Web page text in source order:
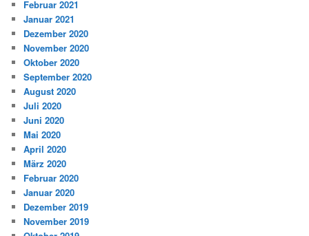
Februar 2021
Januar 2021
Dezember 2020
November 2020
Oktober 2020
September 2020
August 2020
Juli 2020
Juni 2020
Mai 2020
April 2020
März 2020
Februar 2020
Januar 2020
Dezember 2019
November 2019